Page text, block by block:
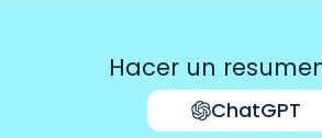
Hacer un
ChatGPT